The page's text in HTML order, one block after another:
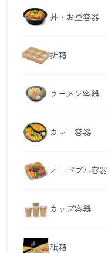
丼・お重容器
折箱
ラーメン容器
カレー容器
オードブル容器
カップ容器
紙箱